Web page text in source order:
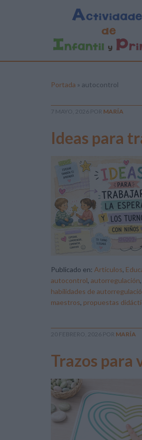
Portada » autocontrol
7 MAYO, 2026 POR MARÍA
Ideas para
Publicado en: Artículos,
autocontrol, autorregulación,
habilidades de
maestros, propuestas
20 FEBRERO, 2026 POR MARÍA
Trazos para